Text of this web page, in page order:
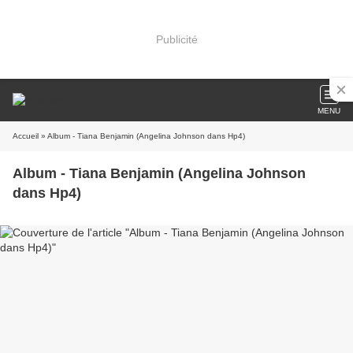
Publicité
MENU
Accueil » Album - Tiana Benjamin (Angelina Johnson dans Hp4)
Album - Tiana Benjamin (Angelina Johnson
dans Hp4)